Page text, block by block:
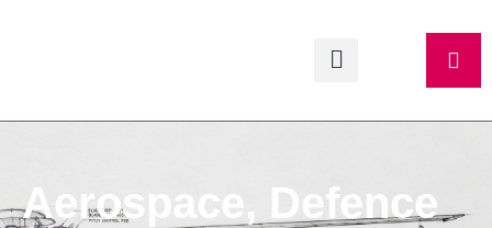
Aerospace, Defence